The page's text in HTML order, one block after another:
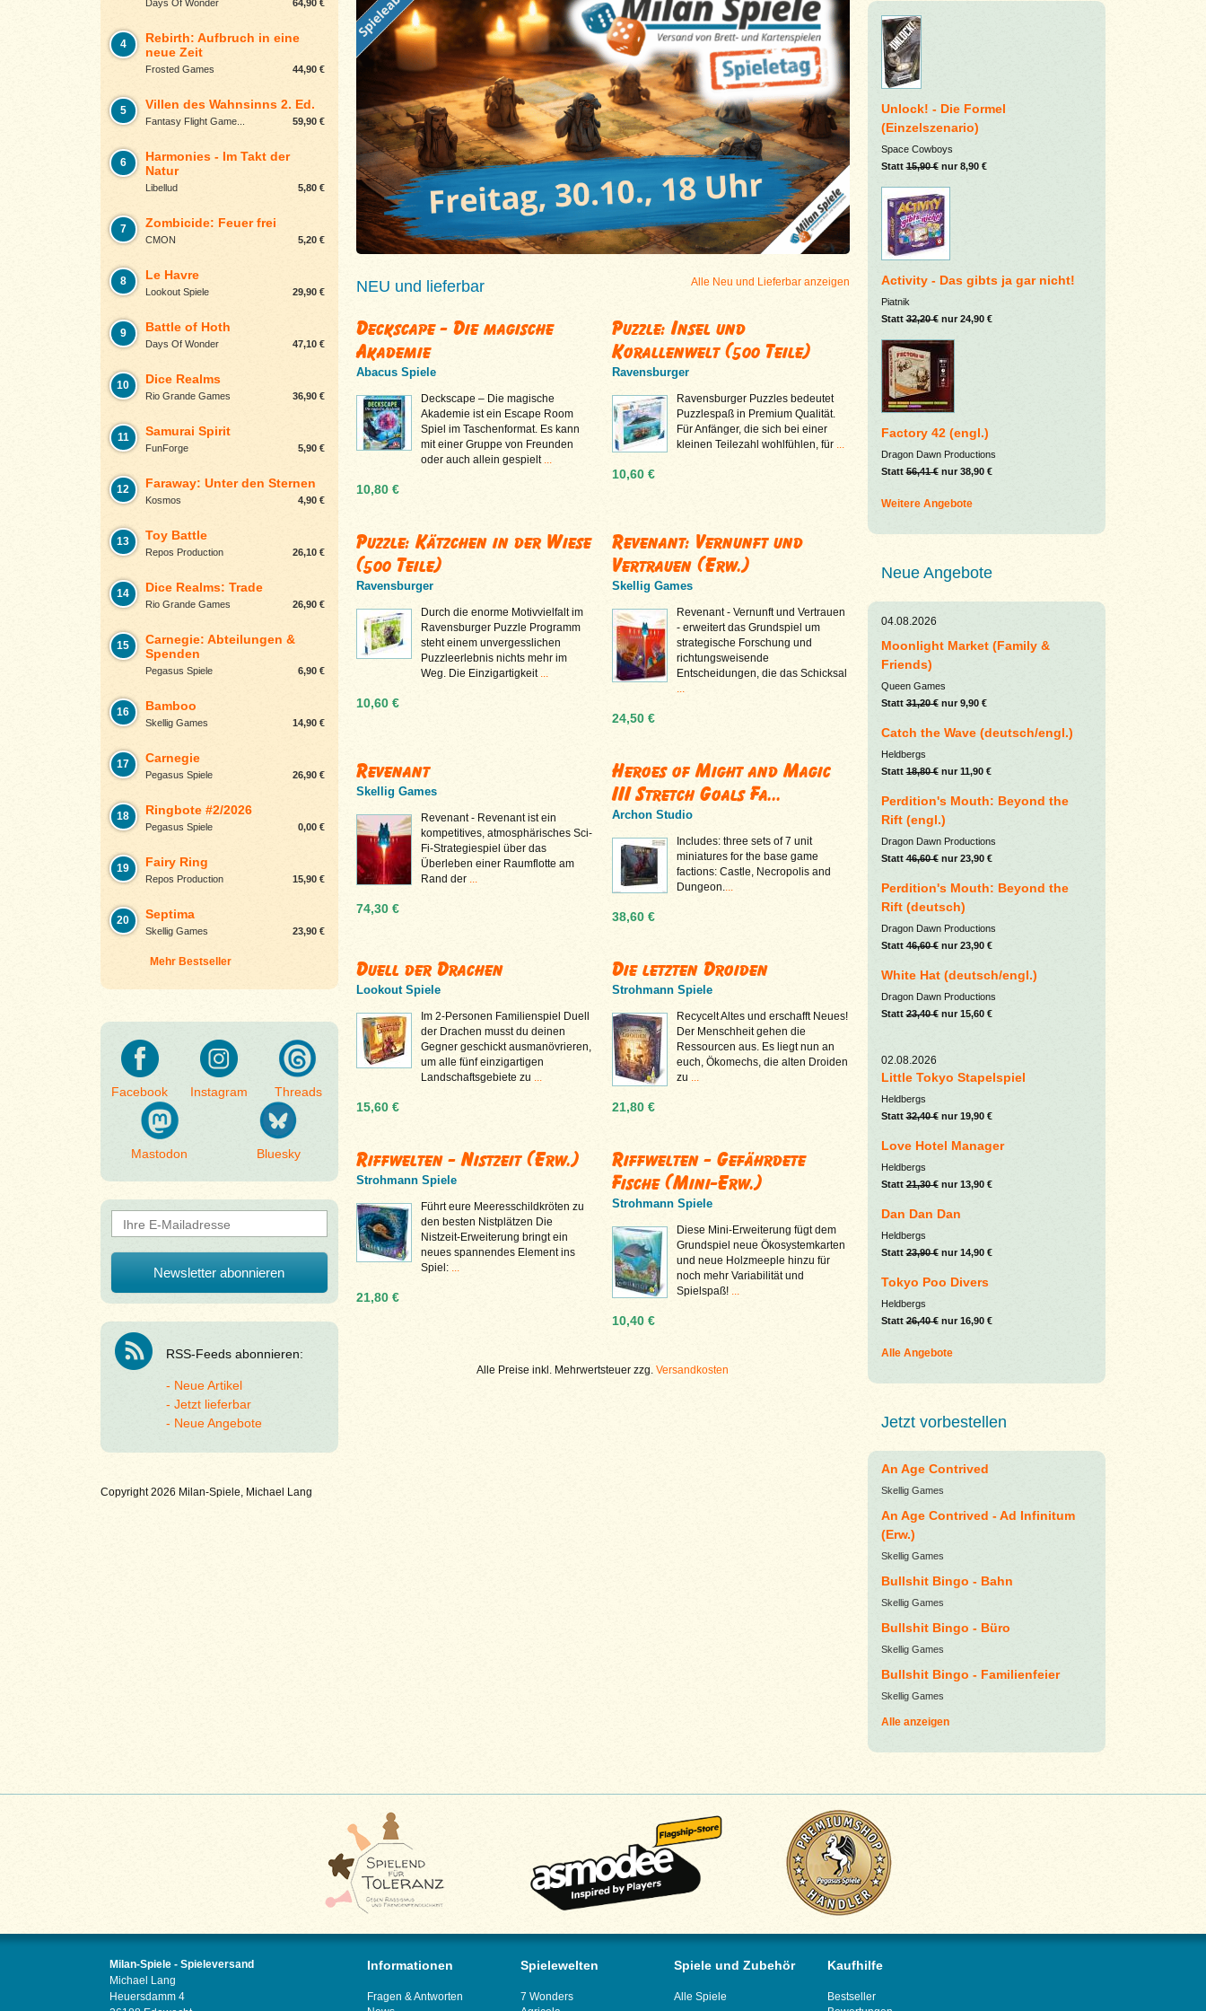
Days Of Wonder 64,90 €
4
Rebirth: Aufbruch in eine
neue Zeit
Frosted Games 44,90 €
5 Villen des Wahnsinns 2. Ed.
Fantasy Flight Game... 59,90 €
6
Harmonies - Im Takt der
Natur
Libellud 5,80 €
7 Zombicide: Feuer frei
CMON 5,20 €
8 Le Havre
Lookout Spiele 29,90 €
9 Battle of Hoth
Days Of Wonder 47,10 €
10 Dice Realms
Rio Grande Games 36,90 €
11 Samurai Spirit
FunForge 5,90 €
12 Faraway: Unter den Sternen
Kosmos 4,90 €
13 Toy Battle
Repos Production 26,10 €
14 Dice Realms: Trade
Rio Grande Games 26,90 €
15
Carnegie: Abteilungen &
Spenden
Pegasus Spiele 6,90 €
16 Bamboo
Skellig Games 14,90 €
17 Carnegie
Pegasus Spiele 26,90 €
18 Ringbote #2/2026
Pegasus Spiele 0,00 €
19 Fairy Ring
Repos Production 15,90 €
20 Septima
Skellig Games 23,90 €
Mehr Bestseller
Facebook Instagram Threads
Mastodon Bluesky
RSS-Feeds abonnieren:
Neue Artikel
Jetzt lieferbar
Neue Angebote
Copyright 2026 Milan-Spiele, Michael Lang
Alle Neu und Lieferbar anzeigen
NEU und lieferbar
Deckscape - Die magische
Akademie
Abacus Spiele
Deckscape – Die magische
Akademie ist ein Escape Room
Spiel im Taschenformat. Es kann
mit einer Gruppe von Freunden
oder auch allein gespielt ...
10,80 €
Puzzle: Insel und
Korallenwelt (500 Teile)
Ravensburger
Ravensburger Puzzles bedeutet
Puzzlespaß in Premium Qualität.
Für Anfänger, die sich bei einer
kleinen Teilezahl wohlfühlen, für ...
10,60 €
Puzzle: Kätzchen in der Wiese
(500 Teile)
Ravensburger
Durch die enorme Motivvielfalt im
Ravensburger Puzzle Programm
steht einem unvergesslichen
Puzzleerlebnis nichts mehr im
Weg. Die Einzigartigkeit ...
10,60 €
Revenant: Vernunft und
Vertrauen (Erw.)
Skellig Games
Revenant - Vernunft und Vertrauen
- erweitert das Grundspiel um
strategische Forschung und
richtungsweisende
Entscheidungen, die das Schicksal
...
24,50 €
Revenant
Skellig Games
Revenant - Revenant ist ein
kompetitives, atmosphärisches Sci-
Fi-Strategiespiel über das
Überleben einer Raumflotte am
Rand der ...
74,30 €
Heroes of Might and Magic
III Stretch Goals Fa...
Archon Studio
Includes: three sets of 7 unit
miniatures for the base game
factions: Castle, Necropolis and
Dungeon....
38,60 €
Duell der Drachen
Lookout Spiele
Im 2-Personen Familienspiel Duell
der Drachen musst du deinen
Gegner geschickt ausmanövrieren,
um alle fünf einzigartigen
Landschaftsgebiete zu ...
15,60 €
Die letzten Droiden
Strohmann Spiele
Recycelt Altes und erschafft Neues!
Der Menschheit gehen die
Ressourcen aus. Es liegt nun an
euch, Ökomechs, die alten Droiden
zu ...
21,80 €
Riffwelten - Nistzeit (Erw.)
Strohmann Spiele
Führt eure Meeresschildkröten zu
den besten Nistplätzen Die
Nistzeit-Erweiterung bringt ein
neues spannendes Element ins
Spiel: ...
21,80 €
Riffwelten - Gefährdete
Fische (Mini-Erw.)
Strohmann Spiele
Diese Mini-Erweiterung fügt dem
Grundspiel neue Ökosystemkarten
und neue Holzmeeple hinzu für
noch mehr Variabilität und
Spielspaß! ...
10,40 €
Alle Preise inkl. Mehrwertsteuer zzg. Versandkosten
Unlock! - Die Formel
(Einzelszenario)
Space Cowboys
Statt15,90 €nur 8,90 €
Activity - Das gibts ja gar nicht!
Piatnik
Statt32,20 €nur 24,90 €
Factory 42 (engl.)
Dragon Dawn Productions
Statt56,41 €nur 38,90 €
Weitere Angebote
Neue Angebote
04.08.2026
Moonlight Market (Family &
Friends)
Queen Games
Statt31,20 €nur 9,90 €
Catch the Wave (deutsch/engl.)
Heldbergs
Statt18,80 €nur 11,90 €
Perdition's Mouth: Beyond the
Rift (engl.)
Dragon Dawn Productions
Statt46,60 €nur 23,90 €
Perdition's Mouth: Beyond the
Rift (deutsch)
Dragon Dawn Productions
Statt46,60 €nur 23,90 €
White Hat (deutsch/engl.)
Dragon Dawn Productions
Statt23,40 €nur 15,60 €
02.08.2026
Little Tokyo Stapelspiel
Heldbergs
Statt32,40 €nur 19,90 €
Love Hotel Manager
Heldbergs
Statt21,30 €nur 13,90 €
Dan Dan Dan
Heldbergs
Statt23,90 €nur 14,90 €
Tokyo Poo Divers
Heldbergs
Statt26,40 €nur 16,90 €
Alle Angebote
Jetzt vorbestellen
An Age Contrived
Skellig Games
An Age Contrived - Ad Infinitum
(Erw.)
Skellig Games
Bullshit Bingo - Bahn
Skellig Games
Bullshit Bingo - Büro
Skellig Games
Bullshit Bingo - Familienfeier
Skellig Games
Alle anzeigen
Milan-Spiele - Spieleversand
Michael Lang
Heuersdamm 4
Informationen
Fragen & Antworten
Spielewelten
7 Wonders
Spiele und Zubehör
Alle Spiele
Kaufhilfe
Bestseller